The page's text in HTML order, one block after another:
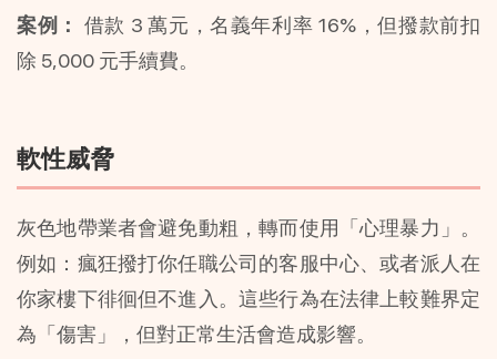
案例：
借款 3 萬元，名義年利率 16%，但撥款前扣
除 5,000 元手續費。
軟性威脅
灰色地帶業者會避免動粗，轉而使用「心理暴力」。
例如：瘋狂撥打你任職公司的客服中心、或者派人在
你家樓下徘徊但不進入。這些行為在法律上較難界定
為「傷害」，但對正常生活會造成影響。